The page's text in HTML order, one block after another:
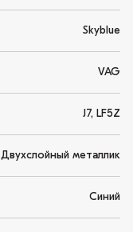
Skyblue
VAG
J7, LF5Z
Двухслойный металлик
Синий